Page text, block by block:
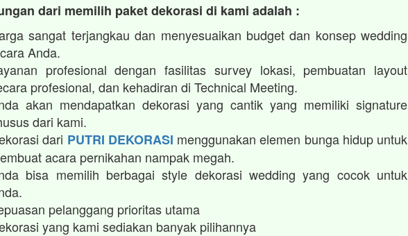
dari memilih paket dekorasi di kami adalah :
sangat terjangkau dan menyesuaikan budget dan konsep wedding
Anda.
profesional dengan fasilitas survey lokasi, pembuatan layout
profesional, dan kehadiran di Technical Meeting.
akan mendapatkan dekorasi yang cantik yang memiliki signature
dari kami.
dari PUTRI DEKORASI menggunakan elemen bunga hidup untuk
acara pernikahan nampak megah.​
bisa memilih berbagai style dekorasi wedding yang cocok untuk
pelanggang prioritas utama
yang kami sediakan banyak pilihannya